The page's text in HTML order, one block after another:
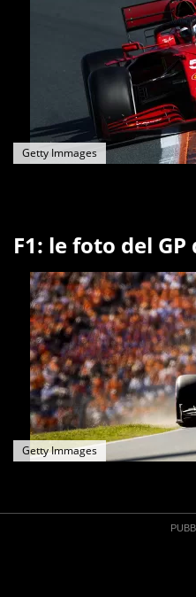
Getty Immages
F1: le foto del GP
Getty Immages